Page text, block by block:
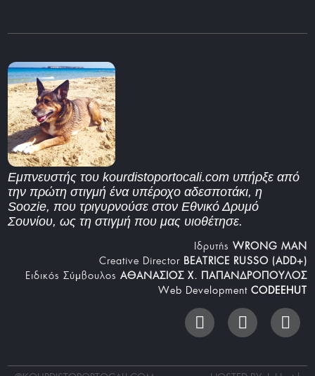
Εμπνευστής του kourdistoportocali.com υπήρξε από
την πρώτη στιγμή ένα υπέροχο αδεσποτάκι, η
Soozie, που τριγυρνούσε στον Εθνικό Δρυμό
Σουνίου, ως τη στιγμή που μας υιοθέτησε.
Iδρυτής WRONG MAN
Creative Director BEATRICE RUSSO (ADD+)
Ειδικός Σύμβουλος ΑΘΑΝΑΣΙΟΣ Χ. ΠΑΠΑΝΔΡΟΠΟΥΛΟΣ
Web Development CODEEHUT